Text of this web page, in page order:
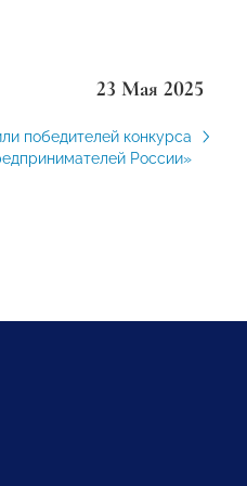
23 Мая 2025
победителей конкурса
России»